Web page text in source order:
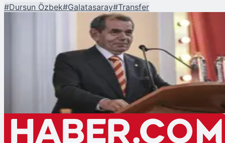
#Dursun Özbek#Galatasaray#Transfer
Galatasaray'da Transferde "Özbek" Dokunuşu: İki İsimle Yollar Ayrılıyor